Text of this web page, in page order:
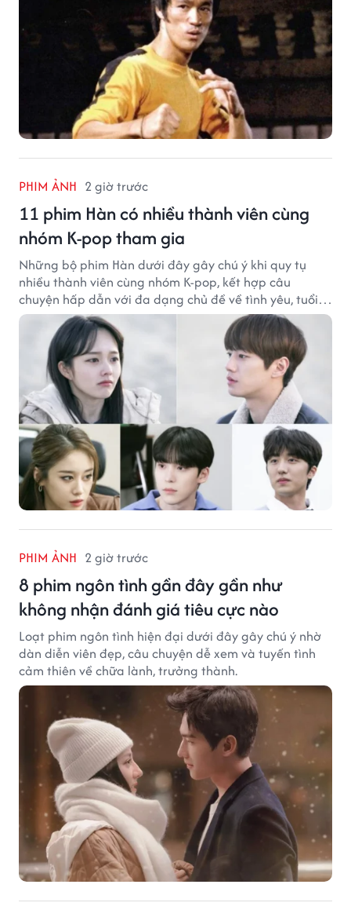
PHIM ẢNH 2 giờ trước
11 phim Hàn có nhiều thành viên cùng
nhóm K-pop tham gia
Những bộ phim Hàn dưới đây gây chú ý khi quy tụ
nhiều thành viên cùng nhóm K-pop, kết hợp câu
chuyện hấp dẫn với đa dạng chủ đề về tình yêu, tuổi
trẻ và ước mơ.
PHIM ẢNH 2 giờ trước
8 phim ngôn tình gần đây gần như
không nhận đánh giá tiêu cực nào
Loạt phim ngôn tình hiện đại dưới đây gây chú ý nhờ
dàn diễn viên đẹp, câu chuyện dễ xem và tuyến tình
cảm thiên về chữa lành, trưởng thành.